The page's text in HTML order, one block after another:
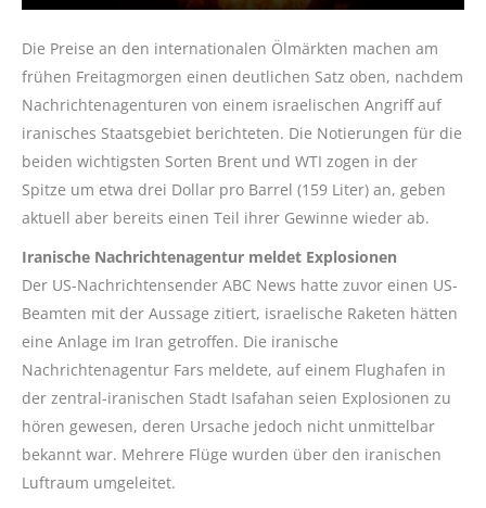
Die Preise an den internationalen Ölmärkten machen am
frühen Freitagmorgen einen deutlichen Satz oben, nachdem
Nachrichtenagenturen von einem israelischen Angriff auf
iranisches Staatsgebiet berichteten. Die Notierungen für die
beiden wichtigsten Sorten Brent und WTI zogen in der
Spitze um etwa drei Dollar pro Barrel (159 Liter) an, geben
aktuell aber bereits einen Teil ihrer Gewinne wieder ab.
Iranische Nachrichtenagentur meldet Explosionen
Der US-Nachrichtensender ABC News hatte zuvor einen US-
Beamten mit der Aussage zitiert, israelische Raketen hätten
eine Anlage im Iran getroffen. Die iranische
Nachrichtenagentur Fars meldete, auf einem Flughafen in
der zentral-iranischen Stadt Isafahan seien Explosionen zu
hören gewesen, deren Ursache jedoch nicht unmittelbar
bekannt war. Mehrere Flüge wurden über den iranischen
Luftraum umgeleitet.